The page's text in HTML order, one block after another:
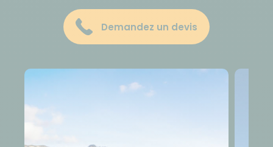
Demandez un devis